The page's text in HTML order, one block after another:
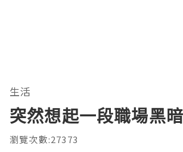
生活
突然想起一段職場黑
瀏覽次數:27373